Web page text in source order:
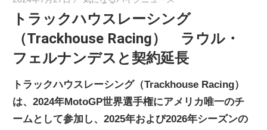
バ
ク
トラックハウスレーシング
（Trackhouse Racing） ラウル・
フェルナンデスと契約延長
トラックハウスレーシング（Trackhouse Racing）
は、2024年MotoGP世界選手権にアメリカ唯一のチ
ームとして参加し、2025年および2026年シーズンの